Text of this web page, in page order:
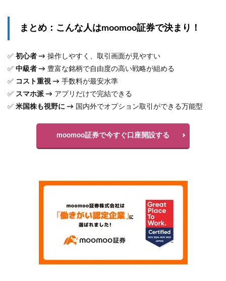
まとめ：こんな人はmoomoo証券で決まり！
✅ 初心者 → 操作しやすく、取引画面が見やすい
✅ 中級者 → 豊富な銘柄で自由度の高い戦略が組める
✅ コスト重視 → 手数料が最安水準
✅ スマホ派 → アプリだけで完結できる
✅ 米国株も視野に → 国内外でオプション取引ができる万能型
moomoo証券で今すぐ口座開設する